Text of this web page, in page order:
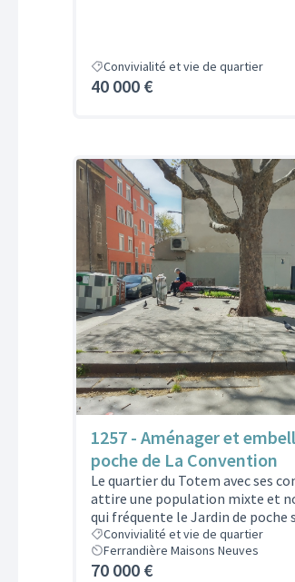
Convivialité et vie de quartier
40 000 €
1257 - Aménager et
poche de La Convention
Le quartier du Totem avec ses
attire une population mixte et
qui fréquente le Jardin de poche
Convivialité et vie de quartier
Ferrandière Maisons Neuves
70 000 €